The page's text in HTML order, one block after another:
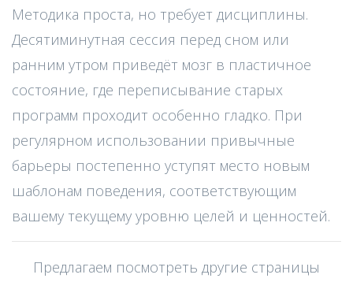
Методика проста, но требует дисциплины.
Десятиминутная сессия перед сном или
ранним утром приведёт мозг в пластичное
состояние, где переписывание старых
программ проходит особенно гладко. При
регулярном использовании привычные
барьеры постепенно уступят место новым
шаблонам поведения, соответствующим
вашему текущему уровню целей и ценностей.
Предлагаем посмотреть другие страницы